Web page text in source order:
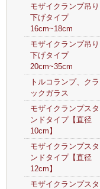
モザイクランプ吊り
下げタイプ
16cm~18cm
モザイクランプ吊り
下げタイプ
20cm~35cm
トルコランプ、クラ
ックガラス
モザイクランプスタ
ンドタイプ【直径
10cm】
モザイクランプスタ
ンドタイプ【直径
12cm】
モザイクランプスタ